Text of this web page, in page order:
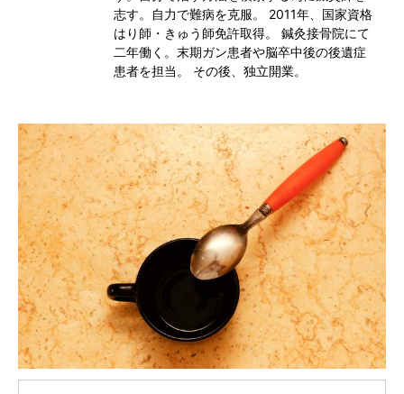
志す。自力で難病を克服。 2011年、国家資格
はり師・きゅう師免許取得。 鍼灸接骨院にて
二年働く。末期ガン患者や脳卒中後の後遺症
患者を担当。 その後、独立開業。